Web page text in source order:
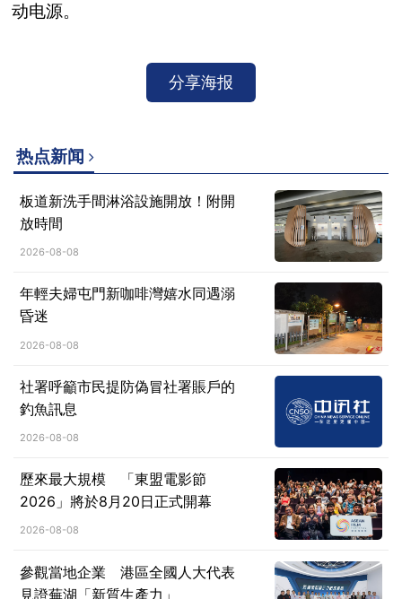
动电源。
分享海报
热点新闻
板道新洗手間淋浴設施開放！附開
放時間
2026-08-08
年輕夫婦屯門新咖啡灣嬉水同遇溺
昏迷
2026-08-08
社署呼籲市民提防偽冒社署賬戶的
釣魚訊息
2026-08-08
歷來最大規模 「東盟電影節
2026」將於8月20日正式開幕
2026-08-08
參觀當地企業 港區全國人大代表
見證蕪湖「新質生產力」